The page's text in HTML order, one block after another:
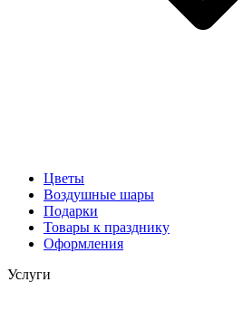
Цветы
Воздушные шары
Подарки
Товары к празднику
Оформления
Услуги